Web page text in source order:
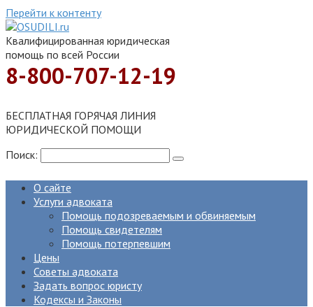
Перейти к контенту
Квалифицированная юридическая
помощь по всей России
8-800-707-12-19
БЕСПЛАТНАЯ ГОРЯЧАЯ ЛИНИЯ
ЮРИДИЧЕСКОЙ ПОМОЩИ
Поиск:
О сайте
Услуги адвоката
Помощь подозреваемым и обвиняемым
Помощь свидетелям
Помощь потерпевшим
Цены
Советы адвоката
Задать вопрос юристу
Кодексы и Законы